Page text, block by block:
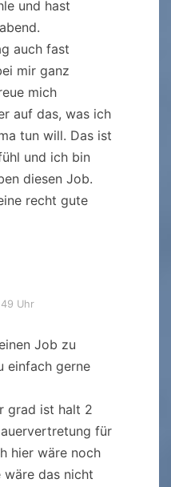
und hast
auch fast
mir ganz
mich
auf das, was ich
tun will. Das ist
und ich bin
diesen Job.
recht gute
Uhr
Job zu
einfach gerne
grad ist halt 2
für
hier wäre noch
wäre das nicht